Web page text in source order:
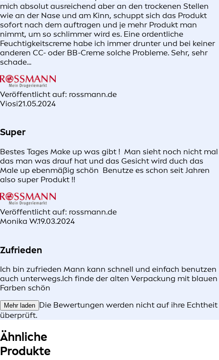
mich absolut ausreichend aber an den trockenen Stellen
wie an der Nase und am Kinn, schuppt sich das Produkt
sofort nach dem auftragen und je mehr Produkt man
nimmt, um so schlimmer wird es. Eine ordentliche
Feuchtigkeitscreme habe ich immer drunter und bei keiner
anderen CC- oder BB-Creme solche Probleme. Sehr, sehr
schade...
Veröffentlicht auf: rossmann.de
Viosi21.05.2024
Super
Bestes Tages Make up was gibt ! Man sieht noch nicht mal
das man was drauf hat und das Gesicht wird duch das
Male up ebenmäßig schön Benutze es schon seit Jahren
also super Produkt !!
Veröffentlicht auf: rossmann.de
Monika W.19.03.2024
Zufrieden
Ich bin zufrieden Mann kann schnell und einfach benutzen
auch unterwegs.Ich finde der alten Verpackung mit blauen
Farben schön
Mehr laden Die Bewertungen werden nicht auf ihre Echtheit
überprüft.
Ähnliche
Produkte